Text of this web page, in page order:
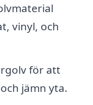
vinyl, och
för att
jämn yta.